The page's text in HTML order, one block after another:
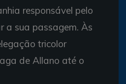
responsável pelo
a sua passagem. Às
tricolor
de Allano até o